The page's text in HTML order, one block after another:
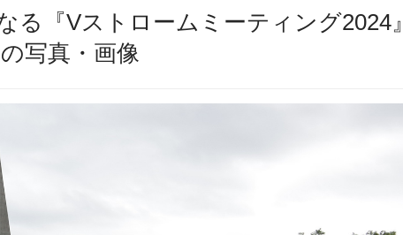
る『Vストロームミーティング2024』
写真・画像